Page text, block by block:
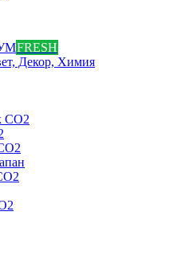
FRESH
Декор, Химия
СО2